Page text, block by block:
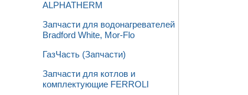
ALPHATHERM
Запчасти для водонагревателей
Bradford White, Mor-Flo
ГазЧасть (Запчасти)
Запчасти для котлов и
комплектующие FERROLI